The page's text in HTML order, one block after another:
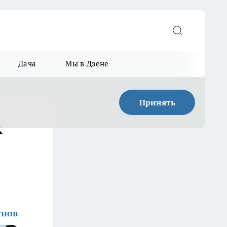
Дача Мы в Дзене
Принять